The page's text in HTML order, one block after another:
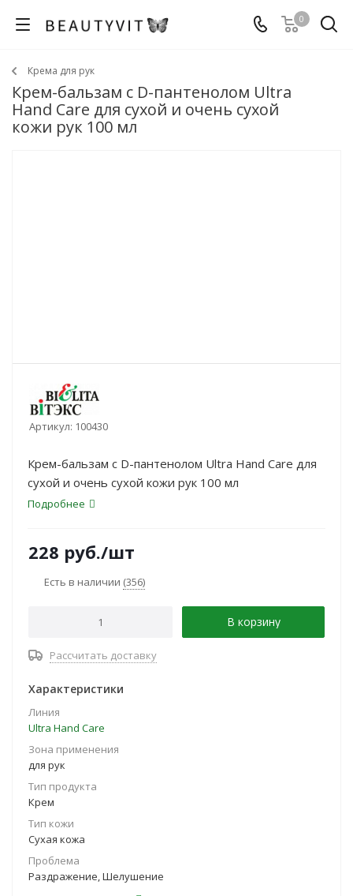
0
Крема для рук
Крем-бальзам с D-пантенолом Ultra
Hand Care для сухой и очень сухой
кожи рук 100 мл
Артикул: 100430
Крем-бальзам с D-пантенолом Ultra Hand Care для
сухой и очень сухой кожи рук 100 мл
Подробнее
228 руб./шт
Есть в наличии (356)
В корзину
Рассчитать доставку
Характеристики
Линия
Ultra Hand Care
Зона применения
для рук
Тип продукта
Крем
Тип кожи
Сухая кожа
Проблема
Раздражение, Шелушение